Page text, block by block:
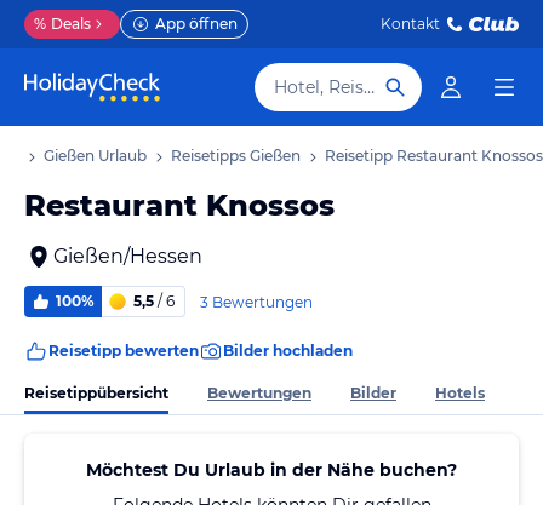
% Deals App öffnen Kontakt
Hotel, Reiseziel
Gießen Urlaub Reisetipps Gießen Reisetipp Restaurant Knossos
Restaurant Knossos
Gießen/Hessen
100% 5,5 / 6 3 Bewertungen
Reisetipp bewerten Bilder hochladen
Reisetippübersicht Bewertungen Bilder Hotels
Möchtest Du Urlaub in der Nähe buchen?